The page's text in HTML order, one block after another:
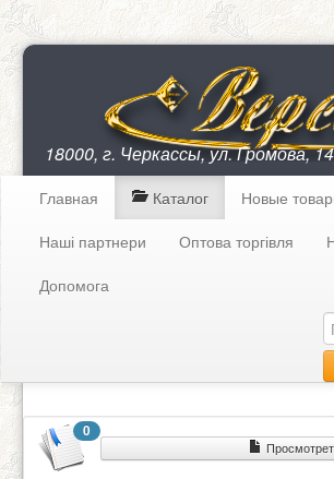
18000, г. Черкассы, ул. Громова,
Главная Каталог Новые
Наші партнери
Оптова торгівля
Допомога
0